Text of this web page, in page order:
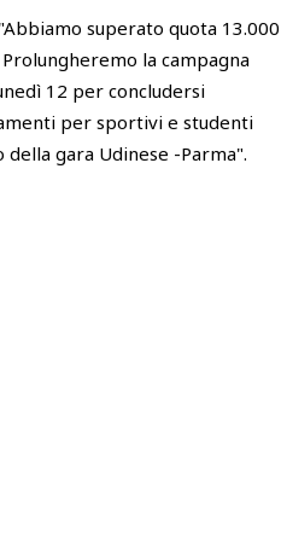
superato quota 13.000
la campagna
12 per concludersi
per sportivi e studenti
gara Udinese -Parma".